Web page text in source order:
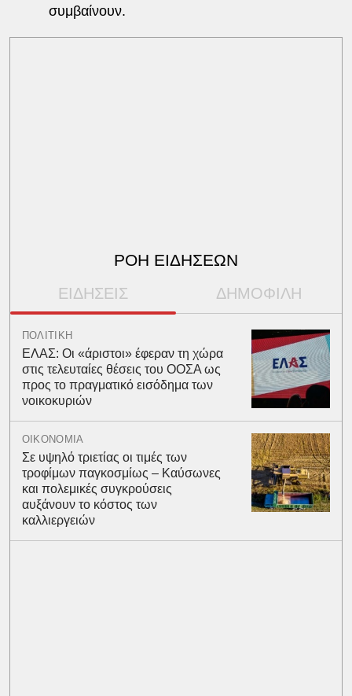
συμβαίνουν.
ΡΟΗ ΕΙΔΗΣΕΩΝ
ΕΙΔΗΣΕΙΣ ΔΗΜΟΦΙΛΗ
ΠΟΛΙΤΙΚΗ
ΕΛΑΣ: Οι «άριστοι» έφεραν τη χώρα
στις τελευταίες θέσεις του ΟΟΣΑ ως
προς το πραγματικό εισόδημα των
νοικοκυριών
ΟΙΚΟΝΟΜΙΑ
Σε υψηλό τριετίας οι τιμές των
τροφίμων παγκοσμίως – Καύσωνες
και πολεμικές συγκρούσεις
αυξάνουν το κόστος των
καλλιεργειών